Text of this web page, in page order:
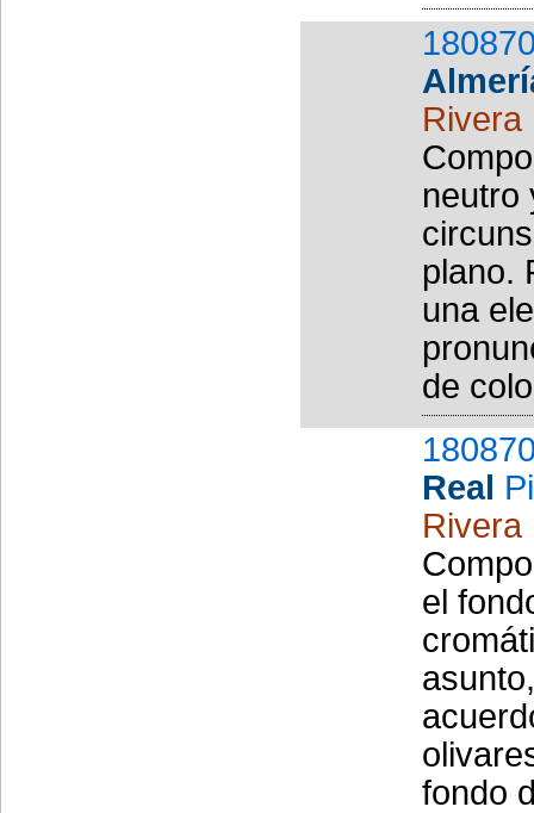
Rivera
neutro
plano.
una
de
Real
Rivera
el
fondo